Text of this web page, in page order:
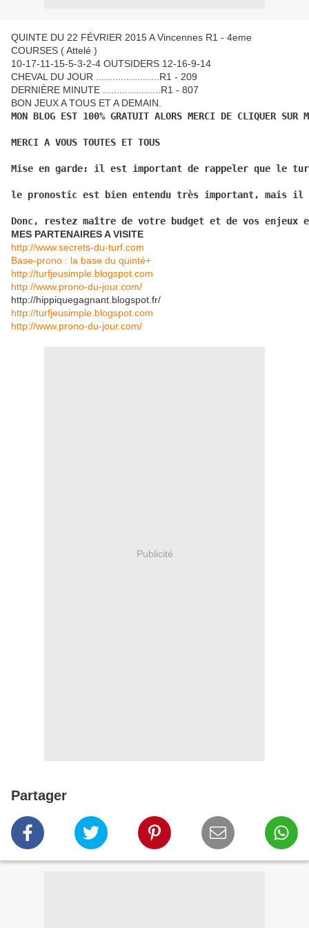
QUINTE DU 22 FÉVRIER 2015 A Vincennes R1 - 4eme
COURSES ( Attelé )
10-17-11-15-5-3-2-4 OUTSIDERS 12-16-9-14
CHEVAL DU JOUR .......................R1 - 209
DERNIÈRE MINUTE .....................R1 - 807
BON JEUX A TOUS ET A DEMAIN.
MON BLOG EST 100% GRATUIT ALORS MERCI DE CLIQUER
MERCI A VOUS TOUTES ET TOUS
Mise en garde: il est important de rappeler que le
le pronostic est bien entendu très important, mais il
Donc, restez maître de votre budget et de vos enjeux
MES PARTENAIRES A VISITE
http://www.secrets-du-turf.com
Base-prono : la base du quinté+
http://turfjeusimple.blogspot.com
http://www.prono-du-jour.com/
http://hippiquegagnant.blogspot.fr/
http://turfjeusimple.blogspot.com
http://www.prono-du-jour.com/
Publicité
Partager